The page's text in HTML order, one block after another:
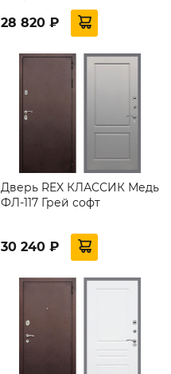
28 820 ₽
Дверь REX КЛАССИК Медь
ФЛ-117 Грей софт
30 240 ₽